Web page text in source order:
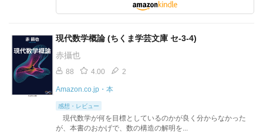
現代数学概論 (ちくま学芸文庫 セ-3-4)
赤攝也
88 4.00 2
Amazon.co.jp・本
感想・レビュー
現代数学が何を目標としているのかが良く分からなかった
が、本書のおかげで、数の構造の解明を...